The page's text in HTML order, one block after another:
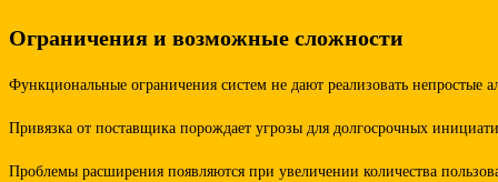
Ограничения и возможные сложности
Функциональные ограничения систем не дают реализовать
Привязка от поставщика порождает угрозы для долгосрочных
Проблемы расширения появляются при увеличении количества